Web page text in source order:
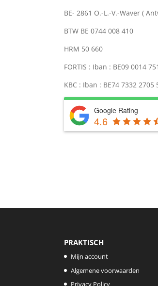
BE- 2861 O.-L.-V.-Waver (
BTW BE 0744 008 410
HRM 50 660
FORTIS : Iban : BE09 0014
KBC : Iban : BE74 7332 2705
Google Rating
4.6
PRAKTISCH
Mijn account
Algemene voorwaarden
Privacy Policy